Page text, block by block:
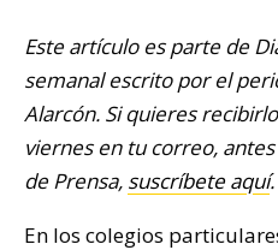
Este artículo es parte de
semanal escrito por el
Alarcón. Si quieres
viernes en tu correo,
de Prensa, suscríbete aquí.
En los colegios